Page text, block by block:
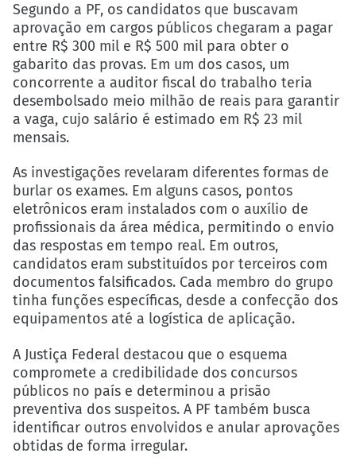
Segundo a PF, os candidatos que buscavam
aprovação em cargos públicos chegaram a pagar
entre R$ 300 mil e R$ 500 mil para obter o
gabarito das provas. Em um dos casos, um
concorrente a auditor fiscal do trabalho teria
desembolsado meio milhão de reais para garantir
a vaga, cujo salário é estimado em R$ 23 mil
mensais.
As investigações revelaram diferentes formas de
burlar os exames. Em alguns casos, pontos
eletrônicos eram instalados com o auxílio de
profissionais da área médica, permitindo o envio
das respostas em tempo real. Em outros,
candidatos eram substituídos por terceiros com
documentos falsificados. Cada membro do grupo
tinha funções específicas, desde a confecção dos
equipamentos até a logística de aplicação.
A Justiça Federal destacou que o esquema
compromete a credibilidade dos concursos
públicos no país e determinou a prisão
preventiva dos suspeitos. A PF também busca
identificar outros envolvidos e anular aprovações
obtidas de forma irregular.